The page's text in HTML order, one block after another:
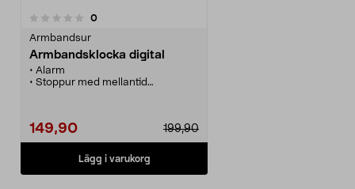
0recensioner
Armbandsur
Armbandsklocka digital
• Alarm
• Stoppur med mellantid
• Datumvisning
• Vattenskyddad 10ATM
• Diam. 46 mm
• Batterityp CR2025 (ingår)
199,90
149,90
Lägg i varukorg